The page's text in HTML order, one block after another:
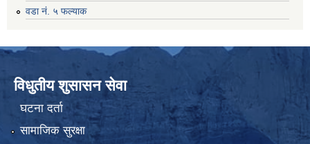
वडा नं. ५ फल्याक
विधुतीय शुसासन सेवा
घटना दर्ता
सामाजिक सुरक्षा